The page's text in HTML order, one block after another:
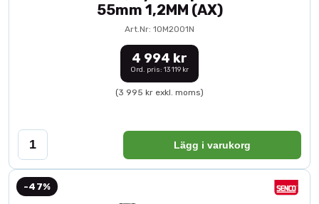
55mm 1,2MM (AX)
Art.Nr: 10M2001N
4 994 kr
Ord. pris: 13 119 kr
(3 995 kr exkl. moms)
Lägg i varukorg
-47%